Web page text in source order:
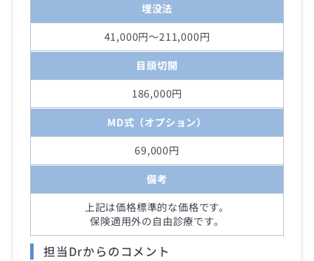
埋没法
41,000円～211,000円
目頭切開
186,000円
MD式（オプション）
69,000円
備考
上記は価格標準的な価格です。
保険適用外の自由診療です。
担当Drからのコメント